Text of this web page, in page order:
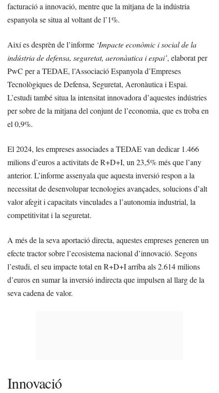
facturació a innovació, mentre que la mitjana de la indústria
espanyola se situa al voltant de l’1%.
Així es desprèn de l’informe ‘Impacte econòmic i social de la
indústria de defensa, seguretat, aeronàutica i espai’, elaborat per
PwC per a TEDAE, l’Associació Espanyola d’Empreses
Tecnològiques de Defensa, Seguretat, Aeronàutica i Espai.
L’estudi també situa la intensitat innovadora d’aquestes indústries
per sobre de la mitjana del conjunt de l’economia, que es troba en
el 0,9%.
El 2024, les empreses associades a TEDAE van dedicar 1.466
milions d’euros a activitats de R+D+I, un 23,5% més que l’any
anterior. L’informe assenyala que aquesta inversió respon a la
necessitat de desenvolupar tecnologies avançades, solucions d’alt
valor afegit i capacitats vinculades a l’autonomia industrial, la
competitivitat i la seguretat.
A més de la seva aportació directa, aquestes empreses generen un
efecte tractor sobre l’ecosistema nacional d’innovació. Segons
l’estudi, el seu impacte total en R+D+I arriba als 2.614 milions
d’euros en sumar la inversió indirecta que impulsen al llarg de la
seva cadena de valor.
Innovació